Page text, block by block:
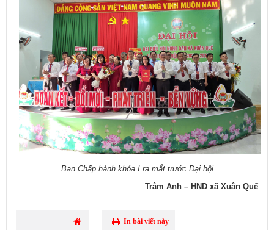
Ban Chấp hành khóa I ra mắt trước Đại hội​
Trâm Anh – HND xã Xuân Quế
In bài viết này